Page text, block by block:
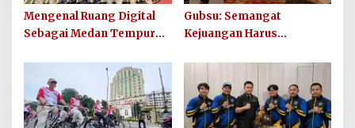
Mengenal Ruang Digital
Sebagai Medan Tempur
Mengenal Gencatan
Senjata
Gubsu: Semangat
Kejuangan Harus
Kota Sumut